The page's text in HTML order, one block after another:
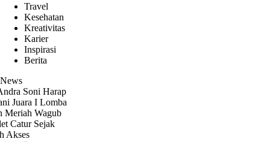
Travel
Kesehatan
Kreativitas
Karier
Inspirasi
Berita
News
Soni Harap
I Lomba
Wagub
Sejak